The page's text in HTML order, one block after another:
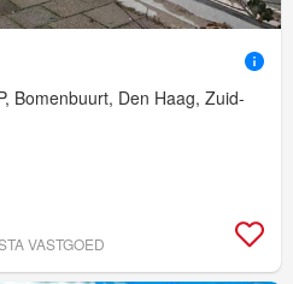
Bomenbuurt, Den Haag, Zuid-
VASTGOED